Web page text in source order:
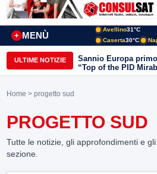
MENÙ
+
Avellino31°C
Caserta30°C
ULTIME NOTIZIE
Sannio Europa
“Top of the PID
realtà virtuale nei
Home > progetto sud
PROGETTO SUD
Tutte le notizie, gli approfondimenti e
sezione.